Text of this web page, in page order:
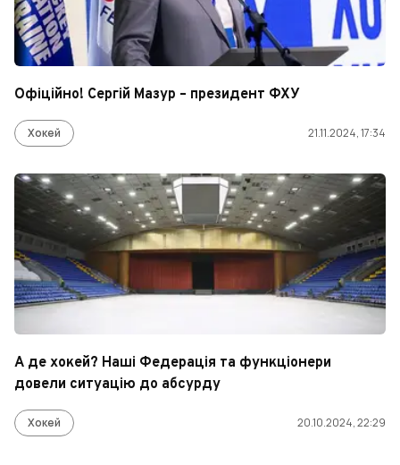
Офіційно! Сергій Мазур – президент ФХУ
Хокей 21.11.2024, 17:34
А де хокей? Наші Федерація та функціонери
довели ситуацію до абсурду
Хокей 20.10.2024, 22:29